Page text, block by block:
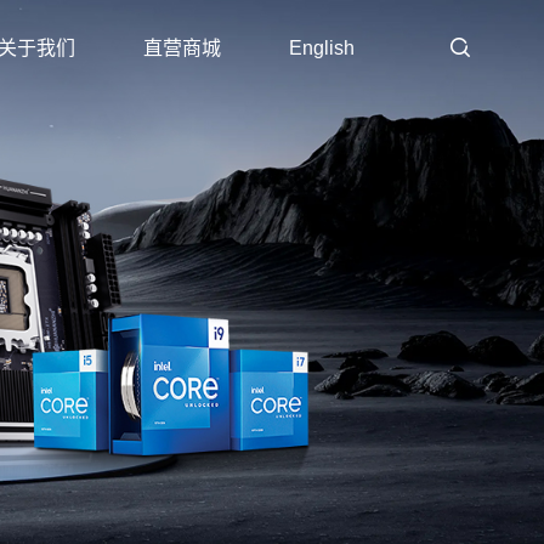
于我们 直营商城 English